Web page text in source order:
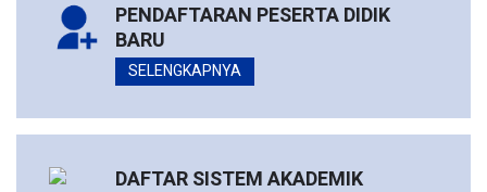
PENDAFTARAN PESERTA DIDIK
BARU
SELENGKAPNYA
DAFTAR SISTEM AKADEMIK